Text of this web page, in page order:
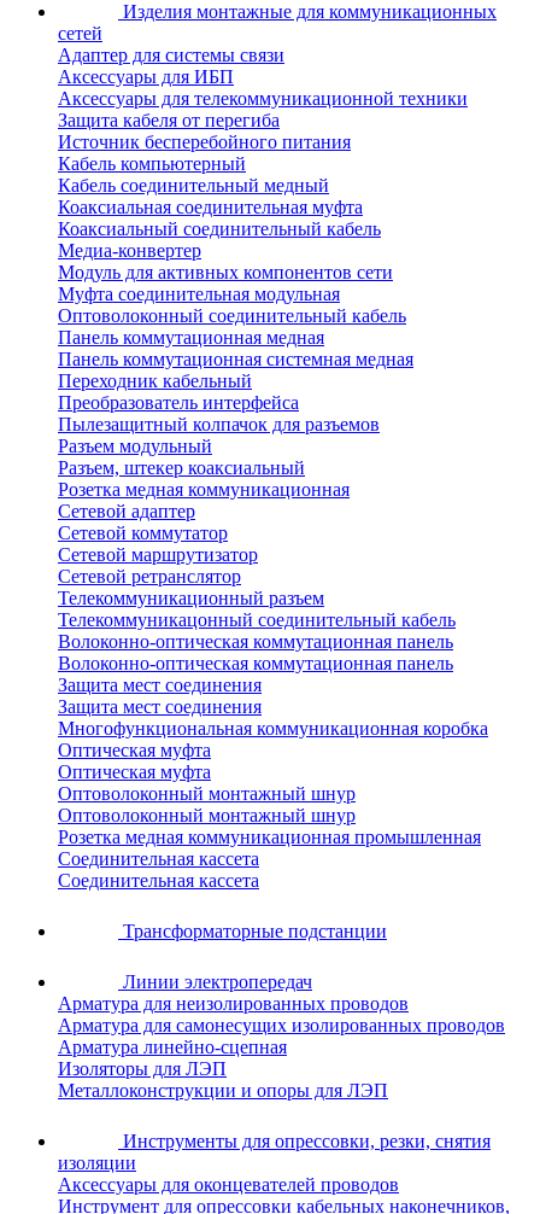
Изделия монтажные для коммуникационных
сетей
Адаптер для системы связи
Аксессуары для ИБП
Аксессуары для телекоммуникационной техники
Защита кабеля от перегиба
Источник бесперебойного питания
Кабель компьютерный
Кабель соединительный медный
Коаксиальная соединительная муфта
Коаксиальный соединительный кабель
Медиа-конвертер
Модуль для активных компонентов сети
Муфта соединительная модульная
Оптоволоконный соединительный кабель
Панель коммутационная медная
Панель коммутационная системная медная
Переходник кабельный
Преобразователь интерфейса
Пылезащитный колпачок для разъемов
Разъем модульный
Разъем, штекер коаксиальный
Розетка медная коммуникационная
Сетевой адаптер
Сетевой коммутатор
Сетевой маршрутизатор
Сетевой ретранслятор
Телекоммуникационный разъем
Телекоммуникацонный соединительный кабель
Волоконно-оптическая коммутационная панель
Волоконно-оптическая коммутационная панель
Защита мест соединения
Защита мест соединения
Многофункциональная коммуникационная коробка
Оптическая муфта
Оптическая муфта
Оптоволоконный монтажный шнур
Оптоволоконный монтажный шнур
Розетка медная коммуникационная промышленная
Соединительная кассета
Соединительная кассета
Трансформаторные подстанции
Линии электропередач
Арматура для неизолированных проводов
Арматура для самонесущих изолированных проводов
Арматура линейно-сцепная
Изоляторы для ЛЭП
Металлоконструкции и опоры для ЛЭП
Инструменты для опрессовки, резки, снятия
изоляции
Аксессуары для оконцевателей проводов
Инструмент для опрессовки кабельных наконечников,